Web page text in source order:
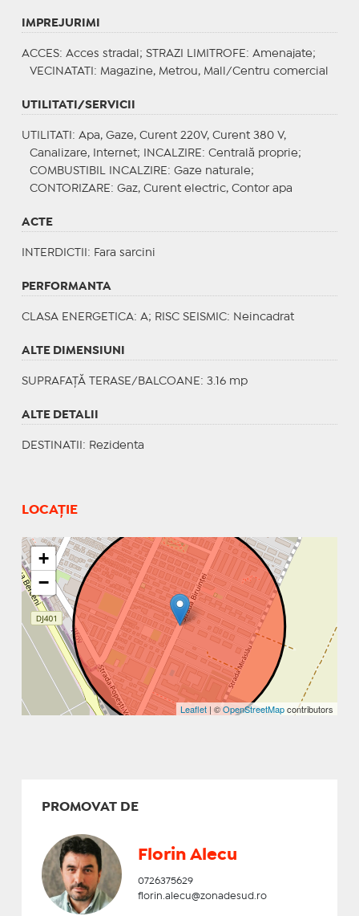
IMPREJURIMI
ACCES: Acces stradal; STRAZI LIMITROFE : Amenajate;
VECINATATI : Magazine, Metrou, Mall/Centru comercial
UTILITATI/SERVICII
UTILITATI : Apa, Gaze, Curent 220V, Curent 380 V,
Canalizare, Internet;
INCALZIRE : Centrală proprie;
COMBUSTIBIL INCALZIRE : Gaze naturale;
CONTORIZARE : Gaz, Curent electric, Contor apa
ACTE
INTERDICTII : Fara sarcini
PERFORMANTA
CLASA ENERGETICA: A; RISC SEISMIC: Neincadrat
ALTE DIMENSIUNI
SUPRAFAȚĂ TERASE/BALCOANE: 3.16 mp
ALTE DETALII
DESTINATII : Rezidenta
LOCAȚIE
+
−
Leaflet | ©OpenStreetMapcontributors
PROMOVAT DE
Florin Alecu
0726375629
florin.alecu@zonadesud.ro